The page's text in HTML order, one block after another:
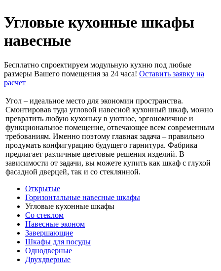
Угловые кухонные шкафы
навесные
Бесплатно спроектируем модульную кухню под любые
размеры Вашего помещения за 24 часа! Оставить заявку на
расчет
Угол – идеальное место для экономии пространства.
Смонтировав туда угловой навесной кухонный шкаф, можно
превратить любую кухоньку в уютное, эргономичное и
функциональное помещение, отвечающее всем современным
требованиям. Именно поэтому главная задача – правильно
продумать конфигурацию будущего гарнитура. Фабрика
предлагает различные цветовые решения изделий. В
зависимости от задачи, вы можете купить как шкаф с глухой
фасадной дверцей, так и со стеклянной.
Открытые
Горизонтальные навесные шкафы
Угловые кухонные шкафы
Со стеклом
Навесные эконом
Завершающие
Шкафы для посуды
Однодверные
Двухдверные